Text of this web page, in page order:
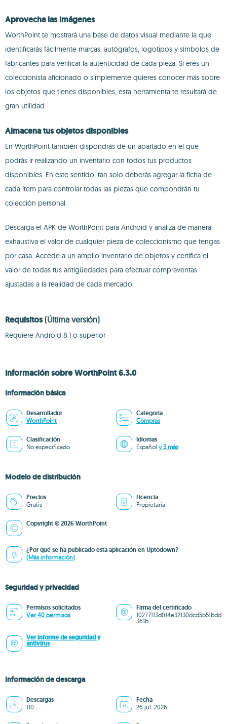
Aprovecha las imágenes
WorthPoint te mostrará una base de datos visual mediante la que
identificarás fácilmente marcas, autógrafos, logotipos y símbolos de
fabricantes para verificar la autenticidad de cada pieza. Si eres un
coleccionista aficionado o simplemente quieres conocer más sobre
los objetos que tienes disponibles, esta herramienta te resultará de
gran utilidad.
Almacena tus objetos disponibles
En WorthPoint también dispondrás de un apartado en el que
podrás ir realizando un inventario con todos tus productos
disponibles. En este sentido, tan solo deberás agregar la ficha de
cada ítem para controlar todas las piezas que compondrán tu
colección personal.
Descarga el APK de WorthPoint para Android y analiza de manera
exhaustiva el valor de cualquier pieza de coleccionismo que tengas
por casa. Accede a un amplio inventario de objetos y certifica el
valor de todas tus antigüedades para efectuar compraventas
ajustadas a la realidad de cada mercado.
Requisitos (Última versión)
Requiere Android 8.1 o superior
Información sobre WorthPoint 6.3.0
Información básica
Desarrollador
WorthPoint
Categoría
Compras
Clasificación
No especificado
Idiomas
Español y 3 más
Modelo de distribución
Precios
Gratis
Licencia
Propietaria
Copyright © 2026 WorthPoint
¿Por qué se ha publicado esta aplicación en Uptodown?
(Más información)
Seguridad y privacidad
Permisos solicitados
Ver 40 permisos
Firma del certificado
10277113d014e32130dcd5b51bdd
361b
Ver informe de seguridad y
antivirus
Información de descarga
Descargas
110
Fecha
26 jul. 2026